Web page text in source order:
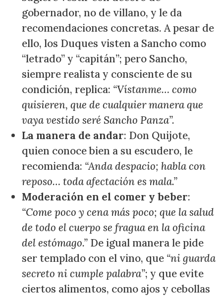
gobernador, no de villano, y le da
recomendaciones concretas. A pesar de
ello, los Duques visten a Sancho como
“letrado” y “capitán”; pero Sancho,
siempre realista y consciente de su
condición, replica: “Vístanme… como
quisieren, que de cualquier manera que
vaya vestido seré Sancho Panza”.
La manera de andar: Don Quijote,
quien conoce bien a su escudero, le
recomienda: “Anda despacio; habla con
reposo… toda afectación es mala.”
Moderación en el comer y beber:
“Come poco y cena más poco; que la salud
de todo el cuerpo se fragua en la oficina
del estómago.” De igual manera le pide
ser templado con el vino, que “ni guarda
secreto ni cumple palabra”; y que evite
ciertos alimentos, como ajos y cebollas